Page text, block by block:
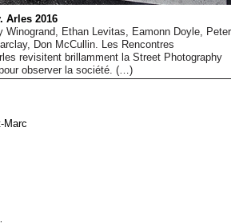
Sacré
Arles 2016
Winogrand, Ethan Levitas, Eamonn Doyle, Peter
Don McCullin. Les Rencontres
revisitent brillamment la Street Photography
observer la société. (…)
Marc